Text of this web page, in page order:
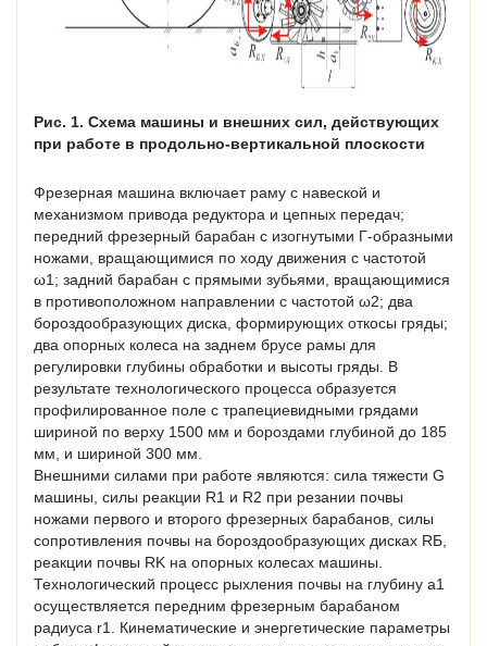
Рис. 1. Схема машины и внешних сил, действующих
при работе в продольно-вертикальной плоскости
Фрезерная машина включает раму с навеской и
механизмом привода редуктора и цепных передач;
передний фрезерный барабан с изогнутыми Г-образными
ножами, вращающимися по ходу движения с частотой
ω1; задний барабан с прямыми зубьями, вращающимися
в противоположном направлении с частотой ω2; два
бороздообразующих диска, формирующих откосы гряды;
два опорных колеса на заднем брусе рамы для
регулировки глубины обработки и высоты гряды. В
результате технологического процесса образуется
профилированное поле с трапециевидными грядами
шириной по верху 1500 мм и бороздами глубиной до 185
мм, и шириной 300 мм.
Внешними силами при работе являются: сила тяжести G
машины, силы реакции R1 и R2 при резании почвы
ножами первого и второго фрезерных барабанов, силы
сопротивления почвы на бороздообразующих дисках RБ,
реакции почвы RK на опорных колесах машины.
Технологический процесс рыхления почвы на глубину a1
осуществляется передним фрезерным барабаном
радиуса r1. Кинематические и энергетические параметры